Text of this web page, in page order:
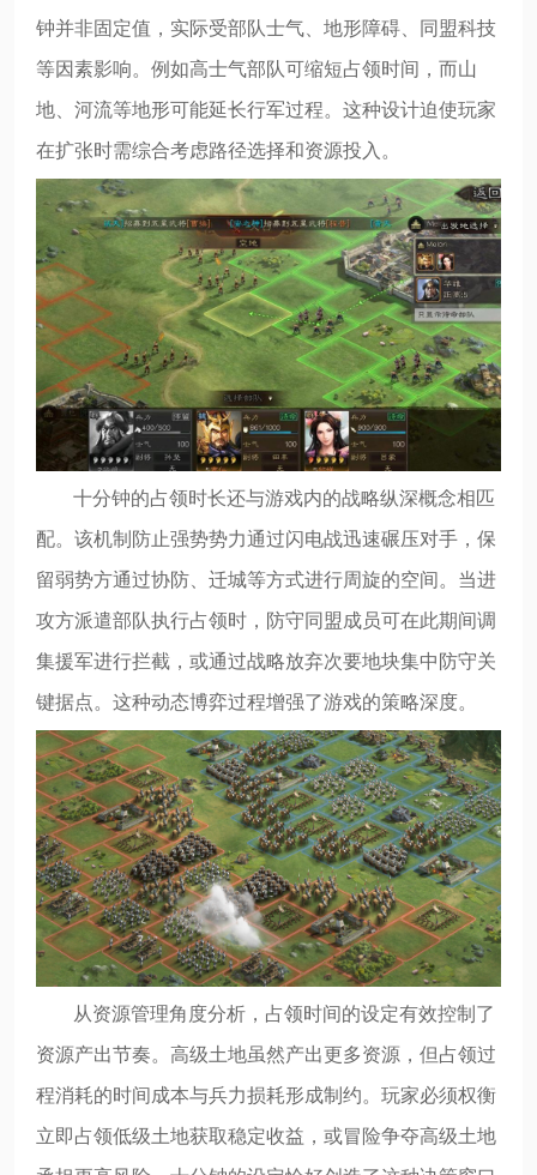
钟并非固定值，实际受部队士气、地形障碍、同盟科技
等因素影响。例如高士气部队可缩短占领时间，而山
地、河流等地形可能延长行军过程。这种设计迫使玩家
在扩张时需综合考虑路径选择和资源投入。
十分钟的占领时长还与游戏内的战略纵深概念相匹
配。该机制防止强势势力通过闪电战迅速碾压对手，保
留弱势方通过协防、迁城等方式进行周旋的空间。当进
攻方派遣部队执行占领时，防守同盟成员可在此期间调
集援军进行拦截，或通过战略放弃次要地块集中防守关
键据点。这种动态博弈过程增强了游戏的策略深度。
从资源管理角度分析，占领时间的设定有效控制了
资源产出节奏。高级土地虽然产出更多资源，但占领过
程消耗的时间成本与兵力损耗形成制约。玩家必须权衡
立即占领低级土地获取稳定收益，或冒险争夺高级土地